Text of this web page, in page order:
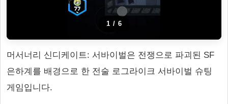
1 / 6
머서너리 신디케이트: 서바이벌은 전쟁으로 파괴된 SF
은하계를 배경으로 한 전술 로그라이크 서바이벌 슈팅
게임입니다.